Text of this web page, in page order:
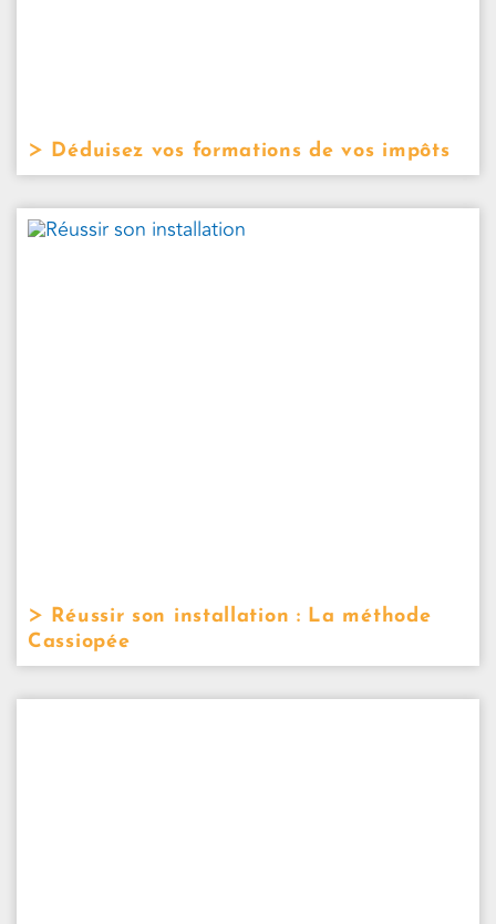
Déduisez vos formations de vos impôts
Réussir son installation : La méthode
Cassiopée